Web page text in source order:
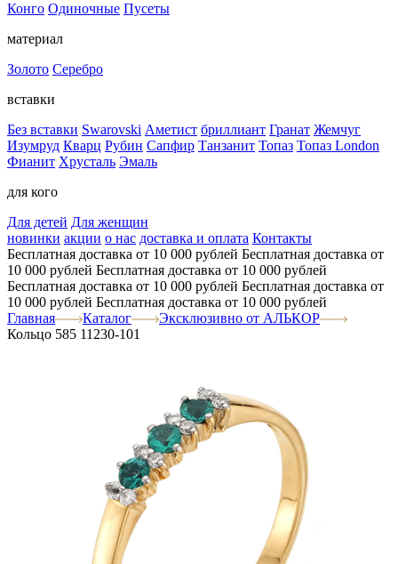
Конго Одиночные Пусеты
материал
Золото Серебро
вставки
Без вставки Swarovski Аметист бриллиант Гранат Жемчуг
Изумруд Кварц Рубин Сапфир Танзанит Топаз Топаз London
Фианит Хрусталь Эмаль
для кого
Для детей Для женщин
новинки акции о нас доставка и оплата Контакты
Бесплатная доставка от 10 000 рублей Бесплатная доставка от
10 000 рублей Бесплатная доставка от 10 000 рублей
Бесплатная доставка от 10 000 рублей Бесплатная доставка от
10 000 рублей Бесплатная доставка от 10 000 рублей
Главная
Каталог
Эксклюзивно от АЛЬКОР
Кольцо 585 11230-101